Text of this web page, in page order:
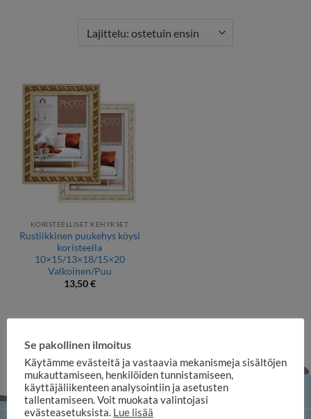
KORISTEELLISET KEHYKSET
Rustiikkinen puukehys köysi
koristeella
10×15/13×18/15×20
Valkoinen/Puu
13,50€
Se pakollinen ilmoitus
Käytämme evästeitä ja vastaavia mekanismeja sisältöjen
mukauttamiseen, henkilöiden tunnistamiseen,
käyttäjäliikenteen analysointiin ja asetusten
tallentamiseen. Voit muokata valintojasi
evästeasetuksista. Lue lisää